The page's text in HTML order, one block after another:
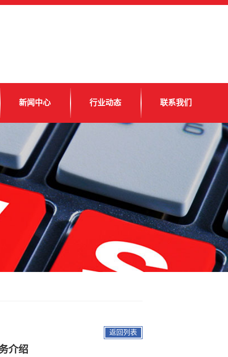
新闻中心 行业动态 联系我们
返回列表
介绍